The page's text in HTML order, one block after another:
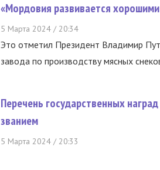
«Мордовия развивается
5 Марта 2024 / 20:34
Это отметил Президент Владимир
завода по производству мясных
Перечень государственных
званием
5 Марта 2024 / 20:33